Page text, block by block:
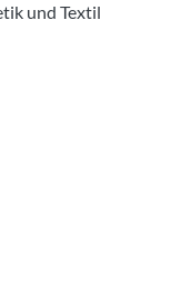
und Textil